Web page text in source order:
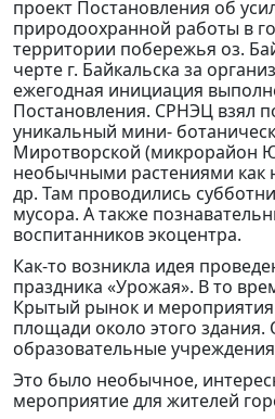
проект Постановления об
природоохранной работы в
территории побережья оз.
черте г. Байкальска за
ежегодная инициация
Постановления. СРНЭЦ взял
уникальный мини-
Миротворской (микрорайон
необычными растениями как
др. Там проводились
мусора. А также
воспитанников экоцентра.
Как-то возникла идея
праздника «Урожая». В то
Крытый рынок и
площади около этого здания.
образовательные
Это было необычное,
мероприятие для жителей